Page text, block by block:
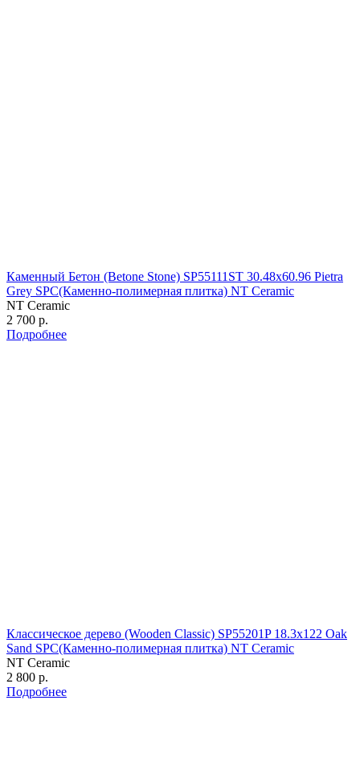
Каменный Бетон (Betone Stone) SP55111ST 30.48х60.96 Pietra
Grey SPC(Каменно-полимерная плитка) NT Ceramic
NT Ceramic
2 700 р.
Подробнее
Классическое дерево (Wooden Classic) SP55201P 18.3х122 Oak
Sand SPC(Каменно-полимерная плитка) NT Ceramic
NT Ceramic
2 800 р.
Подробнее